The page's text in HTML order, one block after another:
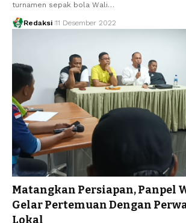
turnamen sepak bola Wali…
Redaksi 11 Desember 2022
Matangkan Persiapan, Panpel
Gelar Pertemuan Dengan
Lokal